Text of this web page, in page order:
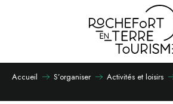
Accueil S’organiser Activités et loisirs